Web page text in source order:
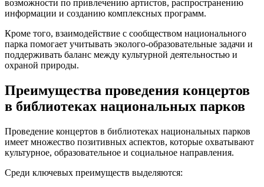
возможности по привлечению артистов, распространению
информации и созданию комплексных программ.
Кроме того, взаимодействие с сообществом национального
парка помогает учитывать эколого-образовательные задачи и
поддерживать баланс между культурной деятельностью и
охраной природы.
Преимущества проведения концертов
в библиотеках национальных парков
Проведение концертов в библиотеках национальных парков
имеет множество позитивных аспектов, которые охватывают
культурное, образовательное и социальное направления.
Среди ключевых преимуществ выделяются: